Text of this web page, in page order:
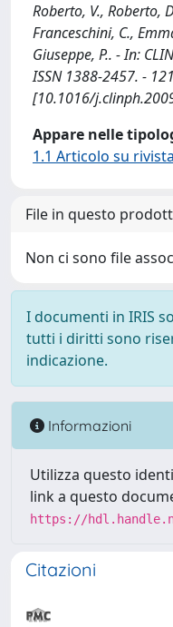
Roberto, V., Roberto,
Franceschini, C.,
Giuseppe, P.. - In:
ISSN 1388-2457. -
[10.1016/
Appare nelle
1.1 Articolo su rivista
File in questo
Non ci sono file
I documenti in IRIS
tutti i diritti sono
indicazione.
Informazioni
Utilizza questo
link a questo
https://
Citazioni